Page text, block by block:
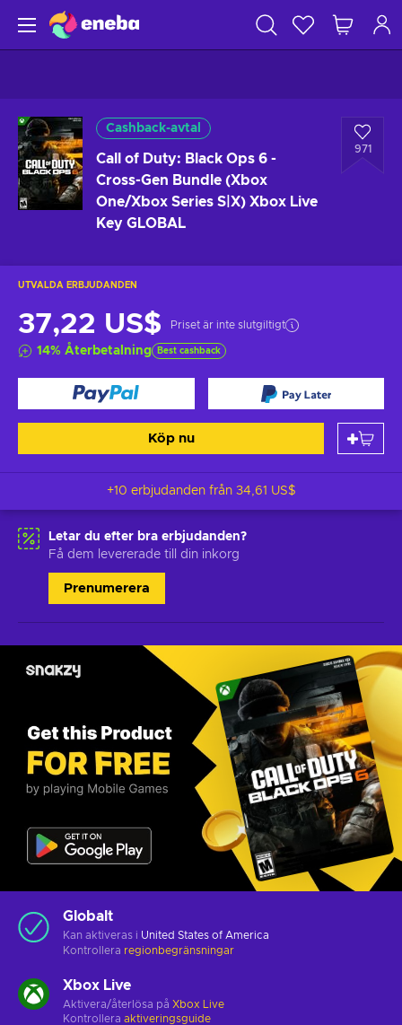
Cashback-avtal
Call of Duty: Black Ops 6 -
Cross-Gen Bundle (Xbox
One/Xbox Series S|X) Xbox Live
Key GLOBAL
971
UTVALDA ERBJUDANDEN
37,22 US$ Priset är inte slutgiltigt
14% Återbetalning Best cashback
Köp nu
+10 erbjudanden från 34,61 US$
Letar du efter bra erbjudanden?
Få dem levererade till din inkorg
Prenumerera
Globalt
Kan aktiveras i United States of America
Kontrollera regionbegränsningar
Xbox Live
Aktivera/återlösa på Xbox Live
Kontrollera aktiveringsguide